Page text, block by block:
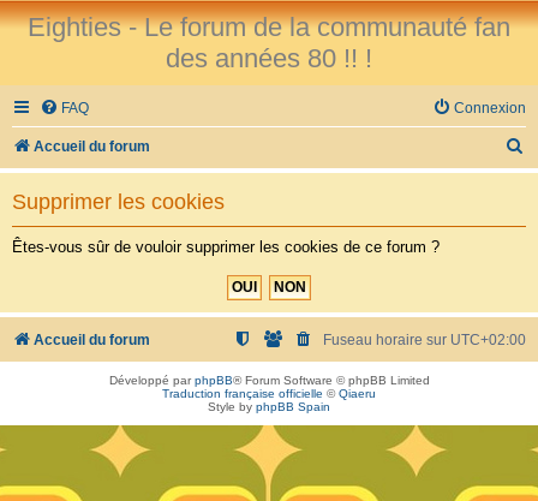
Eighties - Le forum de la communauté fan
des années 80 !! !
FAQ Connexion
Accueil du forum
e
h
r
Supprimer les cookies
Êtes-vous sûr de vouloir supprimer les cookies de ce forum ?
Accueil du forum Fuseau horaire sur UTC+02:00
Développé parphpBB® Forum Software © phpBB Limited
Traduction française officielle ©Qiaeru
Style by phpBB Spain